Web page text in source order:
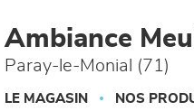
Ambiance
Paray-le-Monial (71)
LE MAGASIN NOS